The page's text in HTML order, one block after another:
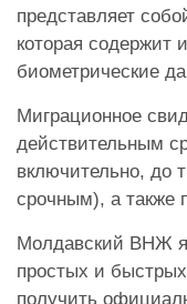
представляет
которая содержит
биометрические
Миграционное
действительным
включительно, до
срочным), а также
Молдавский ВНЖ
простых и
получить